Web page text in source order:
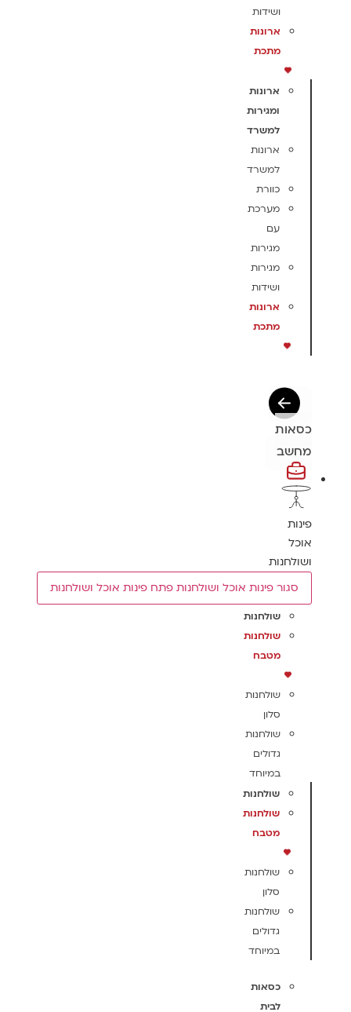
ושידות
ארונות
מתכת
ארונות
ומגירות
למשרד
ארונות
למשרד
כוורת
מערכת
עם
מגירות
מגירות
ושידות
ארונות
מתכת
כסאות
מחשב
פינות
אוכל
ושולחנות
סגור פינות אוכל ושולחנות פתח פינות אוכל ושולחנות
שולחנות
שולחנות
מטבח
שולחנות
סלון
שולחנות
גדולים
במיוחד
שולחנות
שולחנות
מטבח
שולחנות
סלון
שולחנות
גדולים
במיוחד
כסאות
לבית